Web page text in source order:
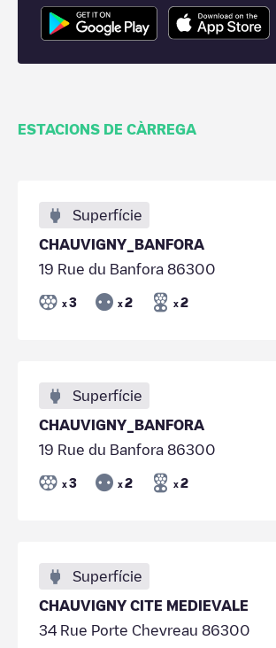
ESTACIONS DE CÀRREGA
Superfície
CHAUVIGNY_BANFORA
19 Rue du Banfora 86300
x 3 x 2 x 2
Superfície
CHAUVIGNY_BANFORA
19 Rue du Banfora 86300
x 3 x 2 x 2
Superfície
CHAUVIGNY CITE MEDIEVALE
34 Rue Porte Chevreau 86300